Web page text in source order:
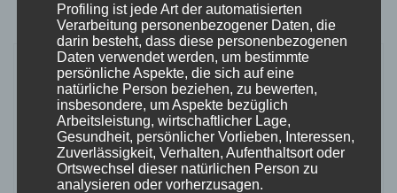
Profiling ist jede Art der automatisierten
Verarbeitung personenbezogener Daten, die
darin besteht, dass diese personenbezogenen
Daten verwendet werden, um bestimmte
persönliche Aspekte, die sich auf eine
natürliche Person beziehen, zu bewerten,
insbesondere, um Aspekte bezüglich
Arbeitsleistung, wirtschaftlicher Lage,
Gesundheit, persönlicher Vorlieben, Interessen,
Zuverlässigkeit, Verhalten, Aufenthaltsort oder
Ortswechsel dieser natürlichen Person zu
analysieren oder vorherzusagen.